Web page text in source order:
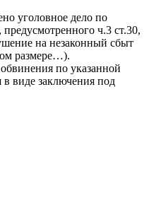
уголовное дело по
ч.3 ст.30,
на незаконный сбыт
размере…).
по указанной
в виде заключения под